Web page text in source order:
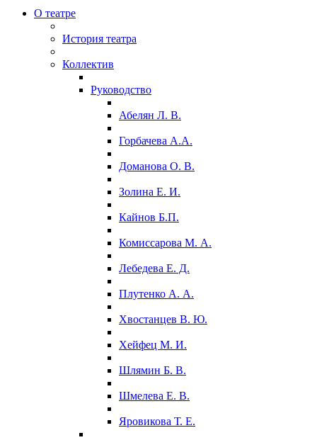
О театре
История театра
Коллектив
Руководство
Абелян Л. В.
Горбачева А.А.
Доманова О. В.
Золина Е. И.
Кайнов Б.П.
Комиссарова М. А.
Лебедева Е. Д.
Плутенко А. А.
Хвостанцев В. Ю.
Хейфец М. И.
Шлямин Б. В.
Шмелева Е. В.
Яровикова Т. Е.